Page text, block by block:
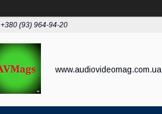
+380 (93) 964-94-20
www.audiovideomag.com.ua